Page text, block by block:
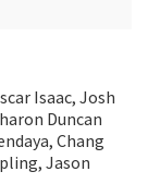
Isaac, Josh
Duncan
Chang
Jason